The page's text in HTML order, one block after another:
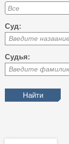
Суд:
Введите
Судья:
Введите